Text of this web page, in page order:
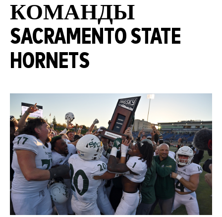
КОМАНДЫ
SACRAMENTO STATE
HORNETS